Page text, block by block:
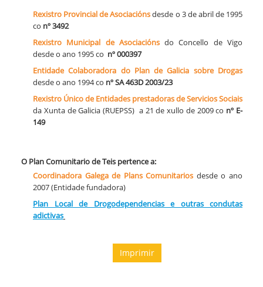
Rexistro Provincial de Asociaciónsdesde o 3 de abril de 1995
co nº 3492
Rexistro Municipal de Asociaciónsdo Concello de Vigo
desde o ano 1995 co nº 000397
Entidade Colaboradora do Plan de Galicia sobre Drogas
desde o ano 1994 co nº SA 463D 2003/23
​Rexistro Único de Entidades prestadoras de Servicios Sociais
da Xunta de Galicia (RUEPSS) a 21 de xullo de 2009 co nº E-
149
O Plan Comunitario de Teis pertence a:
Coordinadora Galega de Plans Comunitarios desde o ano
2007 (Entidade fundadora)
Plan Local de Drogodependencias e outras condutas
adictivas
Imprimir